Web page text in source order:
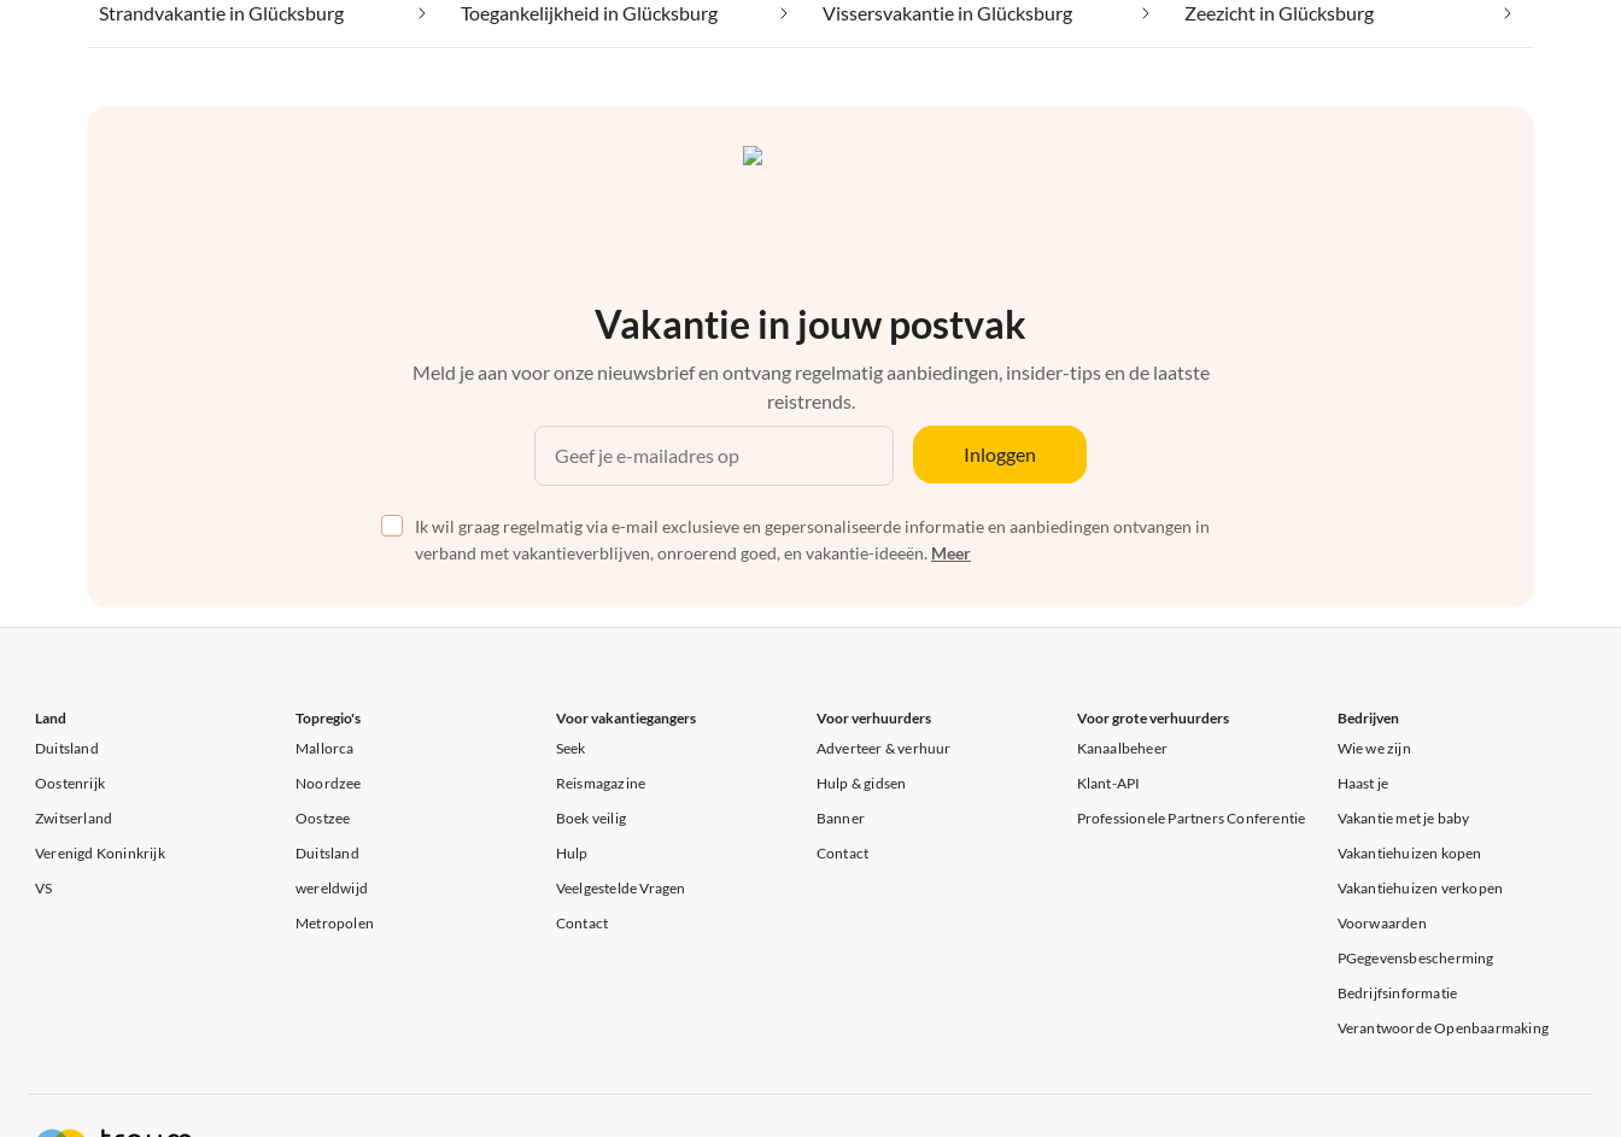
Strandvakantie in Glücksburg Toegankelijkheid in Glücksburg Vissersvakantie in Glücksburg Zeezicht in Glücksburg
Vakantie in jouw postvak
Meld je aan voor onze nieuwsbrief en ontvang regelmatig aanbiedingen, insider-tips en de laatste
reistrends.
Inloggen
Ik wil graag regelmatig via e-mail exclusieve en gepersonaliseerde informatie en aanbiedingen ontvangen in
verband met vakantieverblijven, onroerend goed, en vakantie-ideeën. Meer
Land
Duitsland
Oostenrijk
Zwitserland
Verenigd Koninkrijk
VS
Topregio's
Mallorca
Noordzee
Oostzee
Duitsland
wereldwijd
Metropolen
Voor vakantiegangers
Seek
Reismagazine
Boek veilig
Hulp
Veelgestelde Vragen
Contact
Voor verhuurders
Adverteer & verhuur
Hulp & gidsen
Banner
Contact
Voor grote verhuurders
Kanaalbeheer
Klant-API
Professionele Partners Conferentie
Bedrijven
Wie we zijn
Haast je
Vakantie met je baby
Vakantiehuizen kopen
Vakantiehuizen verkopen
Voorwaarden
PGegevensbescherming
Bedrijfsinformatie
Verantwoorde Openbaarmaking